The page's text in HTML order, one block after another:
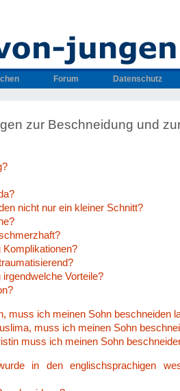
Forum Datenschutz
zur Beschneidung und
nicht nur ein kleiner Schnitt?
Komplikationen?
Vorteile?
muss ich meinen Sohn beschneiden
muss ich meinen Sohn
muss ich meinen Sohn
in den englischsprachigen